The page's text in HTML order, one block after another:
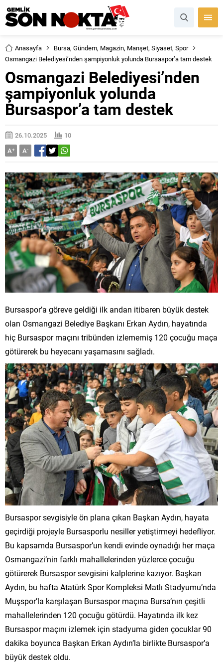
Anasayfa Bursa, Gündem, Magazin, Manşet, Siyaset, Spor
Osmangazi Belediyesi’nden şampiyonluk yolunda Bursaspor’a tam destek
Osmangazi Belediyesi’nden
şampiyonluk yolunda
Bursaspor’a tam destek
26.10.2025
10
A+ A-
Bursaspor’a göreve geldiği ilk andan itibaren büyük destek
olan Osmangazi Belediye Başkanı Erkan Aydın, hayatında
hiç Bursaspor maçını tribünden izlememiş 120 çocuğu maça
götürerek bu heyecanı yaşamasını sağladı.
Bursaspor sevgisiyle ön plana çıkan Başkan Aydın, hayata
geçirdiği projeyle Bursasporlu nesiller yetiştirmeyi hedefliyor.
Bu kapsamda Bursaspor’un kendi evinde oynadığı her maça
Osmangazi’nin farklı mahallelerinden yüzlerce çocuğu
götürerek Bursaspor sevgisini kalplerine kazıyor. Başkan
Aydın, bu hafta Atatürk Spor Kompleksi Matlı Stadyumu’nda
Muşspor’la karşılaşan Bursaspor maçına Bursa’nın çeşitli
mahallelerinden 120 çocuğu götürdü. Hayatında ilk kez
Bursaspor maçını izlemek için stadyuma giden çocuklar 90
dakika boyunca Başkan Erkan Aydın’la birlikte Bursaspor’a
büyük destek oldu.